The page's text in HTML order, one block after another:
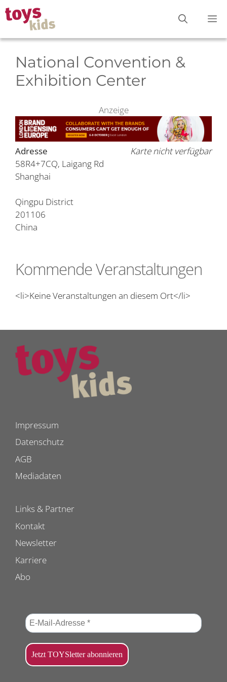
Zum
Inhalt
springen
National Convention &
Exhibition Center
Anzeige
Karte nicht verfügbar
Adresse
58R4+7CQ, Laigang Rd
Shanghai
Qingpu District
201106
China
Kommende Veranstaltungen
<li>Keine Veranstaltungen an diesem Ort</li>
Impressum
Datenschutz
AGB
Mediadaten
Links & Partner
Kontakt
Newsletter
Karriere
Abo